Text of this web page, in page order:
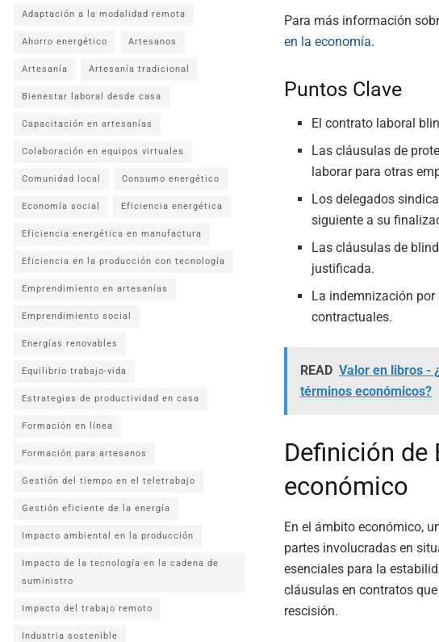
Para más información
en la economía.
Puntos Clave
El contrato laboral
Las cláusulas de
laborar para otras
Los delegados
siguiente a su
Las cláusulas de
justificada.
La indemnización
contractuales.
READ Valor en libros -
términos económicos?
Definición de
económico
En el ámbito económico,
partes involucradas en
esenciales para la
cláusulas en contratos
rescisión.
Adaptación a la modalidad remota
Ahorro energético Artesanos
Artesanía Artesanía tradicional
Bienestar laboral desde casa
Capacitación en artesanías
Colaboración en equipos virtuales
Comunidad local Consumo energético
Economía social Eficiencia energética
Eficiencia energética en manufactura
Eficiencia en la producción con tecnología
Emprendimiento en artesanías
Emprendimiento social
Energías renovables
Equilibrio trabajo-vida
Estrategias de productividad en casa
Formación en línea
Formación para artesanos
Gestión del tiempo en el teletrabajo
Gestión eficiente de la energía
Impacto ambiental en la producción
Impacto de la tecnología en la cadena de
suministro
Impacto del trabajo remoto
Industria sostenible